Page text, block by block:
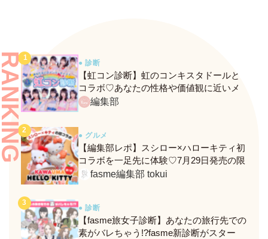
● 診断
【虹コン診断】虹のコンキスタドールと
コラボ♡あなたの性格や価値観に近いメ
ンバーがわかる、fasmeの新診断がスター
編集部
● グルメ
【編集部レポ】スシロー×ハローキティ初
コラボを一足先に体験♡7月29日発売の限
定メニュー＆グッズをレポ！
fasme編集部 tokui
● 診断
【fasme旅女子診断】あなたの旅行先での
素がバレちゃう!?fasme新診断がスター